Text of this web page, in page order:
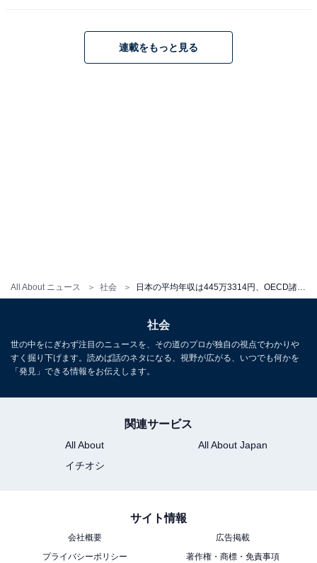
All About ニュース 社会
が、非正規社員などの賃金は35〜39歳以降停滞していま
約20年間の「賃金伸び率」はほぼ横ばい
連載をもっと見る
社会
世の中をにぎわず注目のニュースを、その道のプロが独自の視点でわかりや
すく掘り下げます。読めば話のネタになる、視野が広がる、いつでも何かを
「発見」できる情報をお伝えします。
関連サービス
All About
All About Japan
イチオシ
サイト情報
会社概要
広告掲載
プライバシーポリシー
著作権・商標・免責事項